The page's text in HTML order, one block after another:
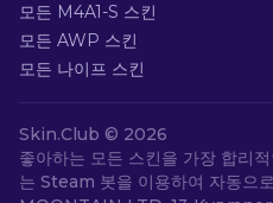
모든 M4A1-S 스킨
모든 AWP 스킨
모든 나이프 스킨
Skin.Club © 2026
좋아하는 모든 스킨을 가장 합리
는 Steam 봇을 이용하여 자동으